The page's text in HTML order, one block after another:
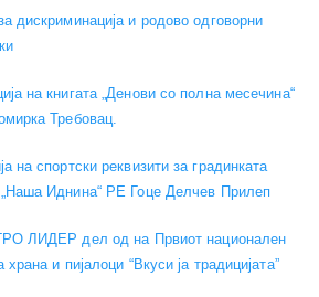
дискриминација и родово одговорни
на книгата „Денови со полна месечина“
Требовац.
на спортски реквизити за градинката
Иднина“ РЕ Гоце Делчев Прилеп
ЛИДЕР дел од на Првиот национален
храна и пијалоци “Вкуси ја традицијата”